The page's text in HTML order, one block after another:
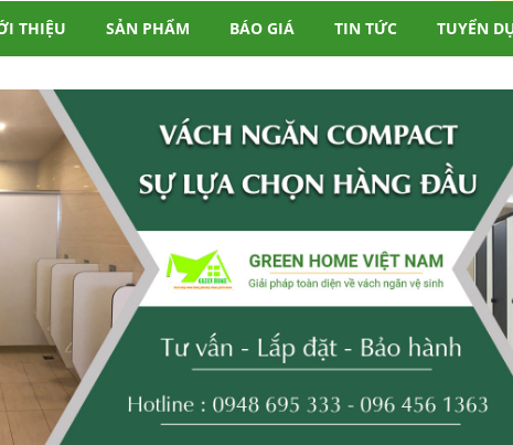
THIỆU SẢN PHẨM BÁO GIÁ TIN TỨC TUYỂN